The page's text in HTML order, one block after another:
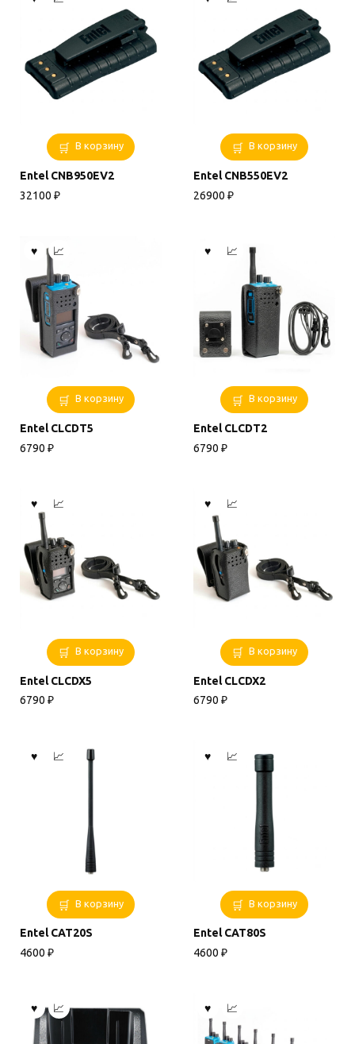
В корзину
Entel CNB950EV2
32100 ₽
В корзину
Entel CNB550EV2
26900 ₽
В корзину
Entel CLCDT5
6790 ₽
В корзину
Entel CLCDT2
6790 ₽
В корзину
Entel CLCDX5
6790 ₽
В корзину
Entel CLCDX2
6790 ₽
В корзину
Entel CAT20S
4600 ₽
В корзину
Entel CAT80S
4600 ₽